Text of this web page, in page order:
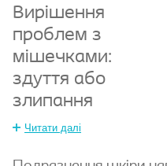
Вирішення
проблем з
мішечками:
здуття або
злипання
Читати далі